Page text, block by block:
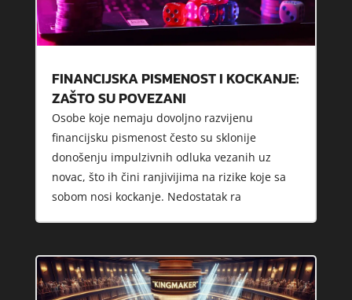
FINANCIJSKA PISMENOST I KOCKANJE:
ZAŠTO SU POVEZANI
Osobe koje nemaju dovoljno razvijenu
financijsku pismenost često su sklonije
donošenju impulzivnih odluka vezanih uz
novac, što ih čini ranjivijima na rizike koje sa
sobom nosi kockanje. Nedostatak ra